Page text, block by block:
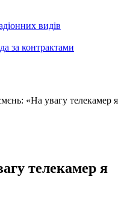
видів
за контрактами
«На увагу телекамер я
телекамер я